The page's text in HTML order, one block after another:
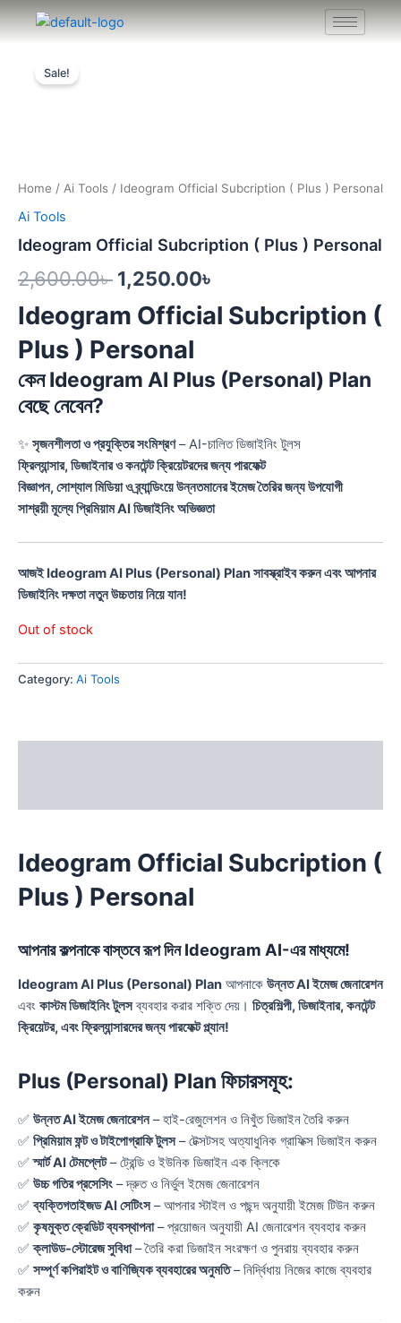
Skip
to
Sale!
Home / Ai Tools / Ideogram Official Subcription ( Plus ) Personal
Ai Tools
Ideogram Official Subcription ( Plus ) Personal
2,600.00৳ 1,250.00৳
Ideogram Official Subcription (
Plus ) Personal
কেন Ideogram AI Plus (Personal) Plan
বেছে নেবেন?
✨ সৃজনশীলতা ও প্রযুক্তির সংমিশ্রণ– AI-চালিত ডিজাইনিং টুলস
ফ্রিল্যান্সার, ডিজাইনার ও কনটেন্ট ক্রিয়েটরদের জন্য পারফেক্ট
বিজ্ঞাপন, সোশ্যাল মিডিয়া ও ব্র্যান্ডিংয়ে উন্নতমানের ইমেজ তৈরির জন্য উপযোগী
সাশ্রয়ী মূল্যে প্রিমিয়াম AI ডিজাইনিং অভিজ্ঞতা
আজই Ideogram AI Plus (Personal) Plan সাবস্ক্রাইব করুন এবং আপনার
ডিজাইনিং দক্ষতা নতুন উচ্চতায় নিয়ে যান!
Out of stock
Category: Ai Tools
Ideogram Official Subcription (
Plus ) Personal
আপনার কল্পনাকে বাস্তবে রূপ দিন Ideogram AI-এর মাধ্যমে!
Ideogram AI Plus (Personal) Plan আপনাকে উন্নত AI ইমেজ জেনারেশন
এবং কাস্টম ডিজাইনিং টুলসব্যবহার করার শক্তি দেয়। চিত্রশিল্পী, ডিজাইনার, কনটেন্ট
ক্রিয়েটর, এবং ফ্রিল্যান্সারদের জন্য পারফেক্ট প্ল্যান!
Plus (Personal) Plan ফিচারসমূহ:
✅ উন্নত AI ইমেজ জেনারেশন– হাই-রেজুলেশন ও নিখুঁত ডিজাইন তৈরি করুন
✅ প্রিমিয়াম ফন্ট ও টাইপোগ্রাফি টুলস– টেক্সটসহ অত্যাধুনিক গ্রাফিক্স ডিজাইন করুন
✅স্মার্ট AI টেমপ্লেট– ট্রেন্ডি ও ইউনিক ডিজাইন এক ক্লিকে
✅ উচ্চ গতির প্রসেসিং – দ্রুত ও নির্ভুল ইমেজ জেনারেশন
✅ব্যক্তিগতাইজড AI সেটিংস– আপনার স্টাইল ও পছন্দ অনুযায়ী ইমেজ টিউন করুন
✅ কৃষমুক্ত ক্রেডিট ব্যবস্থাপনা– প্রয়োজন অনুযায়ী AI জেনারেশন ব্যবহার করুন
✅ক্লাউড-স্টোরেজ সুবিধা– তৈরি করা ডিজাইন সংরক্ষণ ও পুনরায় ব্যবহার করুন
✅ সম্পূর্ণ কপিরাইট ও বাণিজ্যিক ব্যবহারের অনুমতি– নির্দ্বিধায় নিজের কাজে ব্যবহার
করুন